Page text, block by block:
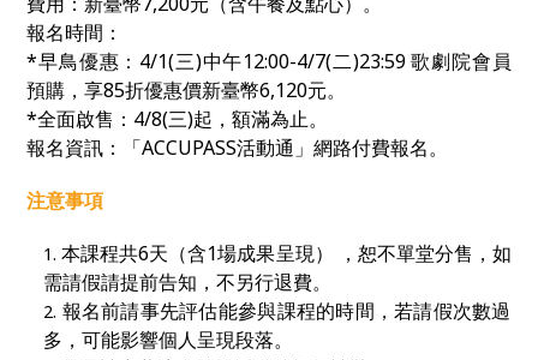
報名時間：
*早鳥優惠：4/1(三)中午12:00-4/7(二)23:59歌劇院會員
預購，享85折優惠價新臺幣6,120元。
*全面啟售：4/8(三)起 ，額滿為止。
報名資訊：「ACCUPASS活動通」網路付費報名。
注意事項
本課程共6天（含1場成果呈現） ，恕不單堂分售，如
需請假請提前告知，不另行退費。
報名前請事先評估能參與課程的時間，若請假次數過
多，可能影響個人呈現段落。